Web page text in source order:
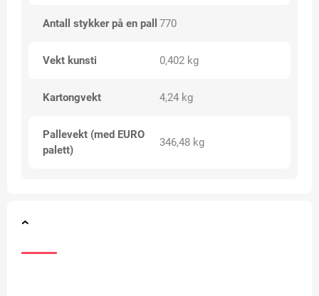
Antall stykker på en pall 770
Vekt kunsti 0,402 kg
Kartongvekt 4,24 kg
Pallevekt (med EURO
palett)
346,48 kg